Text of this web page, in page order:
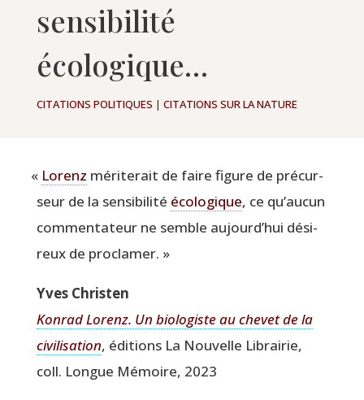
sensibilité
écologique…
CITATIONS POLITIQUES | CITATIONS SUR LA NATURE
« Lorenz méri­te­rait de faire figure de pré­cur­
seur de la sen­si­bi­li­té éco­lo­gique, ce qu’aucun
com­men­ta­teur ne semble aujourd’hui dési­
reux de proclamer. »
Yves Chris­ten
Kon­rad Lorenz. Un bio­lo­giste au che­vet de la
civi­li­sa­tion, édi­tions La Nou­velle Librai­rie,
coll. Longue Mémoire, 2023